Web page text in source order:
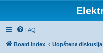
FAQ
Board index Uopštena diskusija